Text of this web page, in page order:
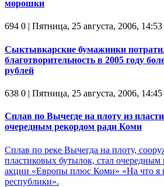
морошки
694 0 | Пятница, 25 августа, 2006, 14:53
Сыктывкарские бумажники
благотворительность в 2005 году
рублей
638 0 | Пятница, 25 августа, 2006, 14:45
Сплав по Вычегде на плоту из
очередным рекордом ради Коми
Сплав по реке Вычегда на плоту,
пластиковых бутылок, стал очередным
акции «Европы плюс Коми» «На что я
республики».